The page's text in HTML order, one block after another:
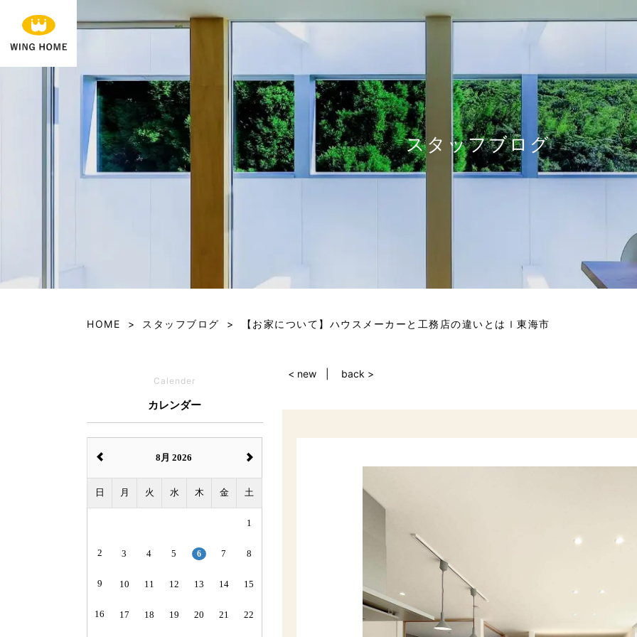
スタッフブログ
HOME スタッフブログ 【お家について】ハウスメーカーと工務店の違いとはｌ東海市
< new back >
Calender
カレンダー
8月 2026
日 月 火 水 木 金 土
1
2 3 4 5 6 7 8
9 10 11 12 13 14 15
16 17 18 19 20 21 22